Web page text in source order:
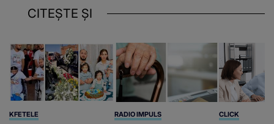
CITEȘTE ȘI
KFETELE RADIO IMPULS CLICK